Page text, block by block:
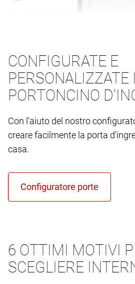
CONFIGURATE E
PERSONALIZZATE
PORTONCINO
Con l'aiuto del nostro
creare facilmente la porta
casa.
6 OTTIMI MOTIVI
SCEGLIERE